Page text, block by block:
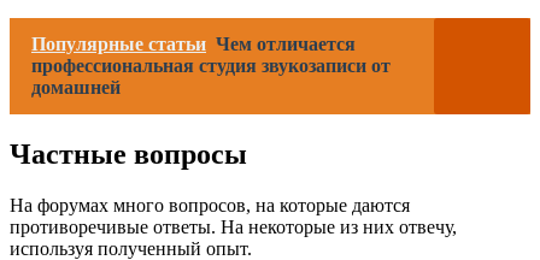
Популярные статьи Чем отличается
профессиональная студия звукозаписи от
домашней
Частные вопросы
На форумах много вопросов, на которые даются
противоречивые ответы. На некоторые из них отвечу,
используя полученный опыт.